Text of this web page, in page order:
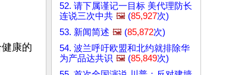
康的
52. 请下属谨记一目标 美代理防长
连说三次中共 🖼️ (85,927次)
53. 新闻简述 🖼️ (85,872次)
54. 波兰呼吁欧盟和北约就排除华
为产品达共识 🖼️ (85,849次)